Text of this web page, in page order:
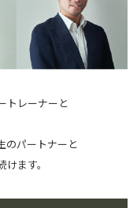
トレーナーと
のパートナーと
ます。